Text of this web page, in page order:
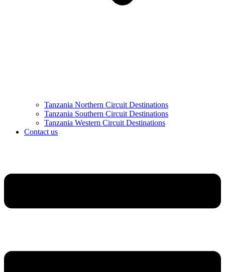
Tanzania Northern Circuit Destinations
Tanzania Southern Circuit Destinations
Tanzania Western Circuit Destinations
Contact us